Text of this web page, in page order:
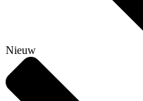
Nieuw